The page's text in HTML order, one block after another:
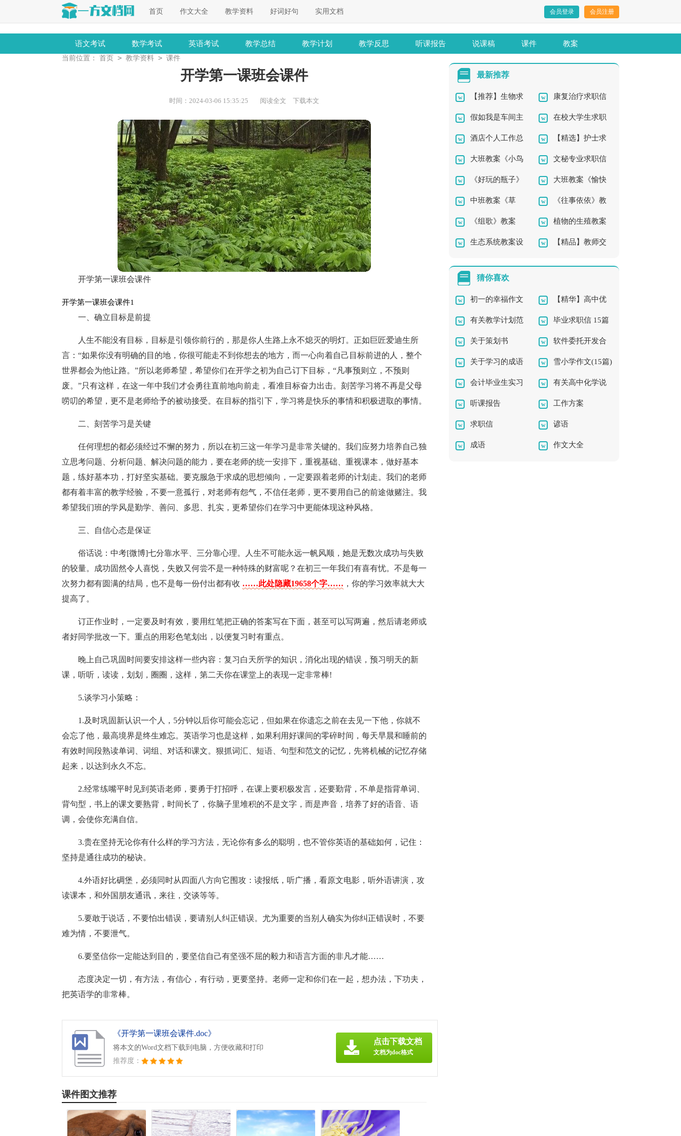
首页 作文大全 教学资料 好词好句 实用文档 会员登录 会员注册
语文考试 数学考试 英语考试 教学总结 教学计划 教学反思 听课报告 说课稿 课件 教案
当前位置： 首页 > 教学资料 > 课件
开学第一课班会课件
时间：2024-03-06 15:35:25 阅读全文 下载本文
开学第一课班会课件
开学第一课班会课件1
一、确立目标是前提
人生不能没有目标，目标是引领你前行的，那是你人生路上永不熄灭的明灯。正如巨匠爱迪生所
言：“如果你没有明确的目的地，你很可能走不到你想去的地方，而一心向着自己目标前进的人，整个
世界都会为他让路。”所以老师希望，希望你们在开学之初为自己订下目标，“凡事预则立，不预则
废。”只有这样，在这一年中我们才会勇往直前地向前走，看准目标奋力出击。刻苦学习将不再是父母
唠叨的希望，更不是老师给予的被动接受。在目标的指引下，学习将是快乐的事情和积极进取的事情。
二、刻苦学习是关键
任何理想的都必须经过不懈的努力，所以在初三这一年学习是非常关键的。我们应努力培养自己独
立思考问题、分析问题、解决问题的能力，要在老师的统一安排下，重视基础、重视课本，做好基本
题，练好基本功，打好坚实基础。要克服急于求成的思想倾向，一定要跟着老师的计划走。我们的老师
都有着丰富的教学经验，不要一意孤行，对老师有怨气，不信任老师，更不要用自己的前途做赌注。我
希望我们班的学风是勤学、善问、多思、扎实，更希望你们在学习中更能体现这种风格。
三、自信心态是保证
俗话说：中考[微博]七分靠水平、三分靠心理。人生不可能永远一帆风顺，她是无数次成功与失败
的较量。成功固然令人喜悦，失败又何尝不是一种特殊的财富呢？在初三一年我们有喜有忧。不是每一
次努力都有圆满的结局，也不是每一份付出都有收 ……此处隐藏19658个字…… ，你的学习效率就大大
提高了。
订正作业时，一定要及时有效，要用红笔把正确的答案写在下面，甚至可以写两遍，然后请老师或
者好同学批改一下。重点的用彩色笔划出，以便复习时有重点。
晚上自己巩固时间要安排这样一些内容：复习白天所学的知识，消化出现的错误，预习明天的新
课，听听，读读，划划，圈圈，这样，第二天你在课堂上的表现一定非常棒!
5.谈学习小策略：
1.及时巩固新认识一个人，5分钟以后你可能会忘记，但如果在你遗忘之前在去见一下他，你就不
会忘了他，最高境界是终生难忘。英语学习也是这样，如果利用好课间的零碎时间，每天早晨和睡前的
有效时间段熟读单词、词组、对话和课文。狠抓词汇、短语、句型和范文的记忆，先将机械的记忆存储
起来，以达到永久不忘。
2.经常练嘴平时见到英语老师，要勇于打招呼，在课上要积极发言，还要勤背，不单是指背单词、
背句型，书上的课文要熟背，时间长了，你脑子里堆积的不是文字，而是声音，培养了好的语音、语
调，会使你充满自信。
3.贵在坚持无论你有什么样的学习方法，无论你有多么的聪明，也不管你英语的基础如何，记住：
坚持是通往成功的秘诀。
4.外语好比碉堡，必须同时从四面八方向它围攻：读报纸，听广播，看原文电影，听外语讲演，攻
读课本，和外国朋友通讯，来往，交谈等等。
5.要敢于说话，不要怕出错误，要请别人纠正错误。尤为重要的当别人确实为你纠正错误时，不要
难为情，不要泄气。
6.要坚信你一定能达到目的，要坚信自己有坚强不屈的毅力和语言方面的非凡才能……
态度决定一切，有方法，有信心，有行动，更要坚持。老师一定和你们在一起，想办法，下功夫，
把英语学的非常棒。
《开学第一课班会课件.doc》
将本文的Word文档下载到电脑，方便收藏和打印
推荐度：
点击下载文档
文档为doc格式
课件图文推荐
最新推荐
【推荐】生物求
职信四篇
康复治疗求职信
假如我是车间主
任演讲稿
在校大学生求职
信
酒店个人工作总
结
【精选】护士求
职信三篇
大班教案《小鸟
小鸟》
文秘专业求职信
合集八篇
《好玩的瓶子》
小班教案
大班教案《愉快
的自助餐》
中班教案《草
莓》
《往事依依》教
案
《组歌》教案 植物的生殖教案
设计
生态系统教案设 【精品】教师交
猜你喜欢
初一的幸福作文 【精华】高中优
秀作文合集九篇
有关教学计划范
文集锦8篇
毕业求职信 15篇
关于策划书 软件委托开发合
同范本
关于学习的成语 雪小学作文(15篇)
会计毕业生实习
报告
有关高中化学说
课稿模板合集8篇
听课报告 工作方案
求职信 谚语
成语 作文大全